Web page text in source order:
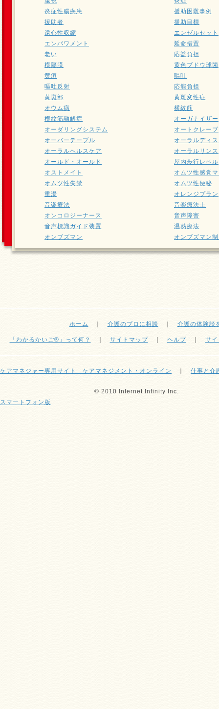
炎症性腸疾患
援助困難事例
援助者
援助目標
遠心性収縮
エンゼルセット
エンパワメント
延命措置
老い
応益負担
横隔膜
黄色ブドウ球菌
黄疸
嘔吐
嘔吐反射
応能負担
黄斑部
黄斑変性症
オウム病
横紋筋
横紋筋融解症
オーガナイザー
オーダリングシステム
オートクレーブ
オーバーテーブル
オーラルディ
オーラルヘルスケア
オーラルリンス
オールド・オールド
屋内歩行レベル
オストメイト
オムツ性感覚
オムツ性失禁
オムツ性便秘
重湯
オレンジプラン
音楽療法
音楽療法士
オンコロジーナース
音声障害
音声標識ガイド装置
温熱療法
オンブズマン
オンブズマン
ホーム 介護のプロに相談 介護の体験談
「わかるかいご®」って何？ サイトマップ｜ ヘルプ｜ サ
ケアマネジャー専用サイト ケアマネジメント・オンライン 仕事と介
© 2010 Internet Infinity Inc.
スマートフォン版